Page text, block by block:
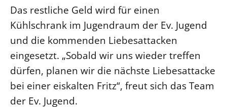
Das restliche Geld wird für einen
Kühlschrank im Jugendraum der Ev. Jugend
und die kommenden Liebesattacken
eingesetzt. „Sobald wir uns wieder treffen
dürfen, planen wir die nächste Liebesattacke
bei einer eiskalten Fritz“, freut sich das Team
der Ev. Jugend.